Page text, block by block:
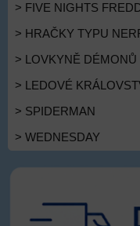
> FIVE NIGHTS
> HRAČKY TYPU
> LOVKYNĚ DÉMONŮ
> LEDOVÉ
> SPIDERMAN
> WEDNESDAY